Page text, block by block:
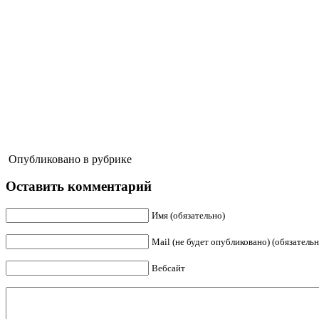
Опубликовано в рубрике
Оставить комментарий
Имя (обязательно)
Mail (не будет опубликовано)
Вебсайт